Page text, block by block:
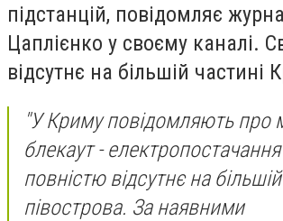
підстанцій, повідомляє
Цаплієнко у своєму каналі.
відсутнє на більшій частині
"У Криму повідомляють про
блекаут -
повністю відсутнє на
півострова. За наявними